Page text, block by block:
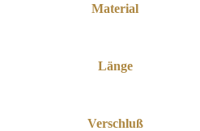
Material
Länge
Verschluß